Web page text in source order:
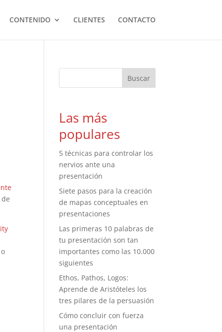
CONTENIDO CLIENTES CONTACTO
Las más
populares
5 técnicas para controlar los
nervios ante una
presentación
Siete pasos para la creación
de mapas conceptuales en
presentaciones
Las primeras 10 palabras de
tu presentación son tan
importantes como las 10.000
siguientes
Ethos, Pathos, Logos:
Aprende de Aristóteles los
tres pilares de la persuasión
Cómo concluir con fuerza
una presentación